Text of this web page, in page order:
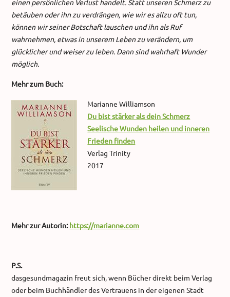
einen persönlichen Verlust handelt. Statt unseren Schmerz zu
betäuben oder ihn zu verdrängen, wie wir es allzu oft tun,
können wir seiner Botschaft lauschen und ihn als Ruf
wahrnehmen, etwas in unserem Leben zu verändern, um
glücklicher und weiser zu leben. Dann sind wahrhaft Wunder
möglich.
Mehr zum Buch:
Marianne Williamson
Du bist stärker als dein Schmerz
Seelische Wunden heilen und inneren
Frieden finden
Verlag Trinity
2017
Mehr zur Autorin:https://marianne.com
P.S.
dasgesundmagazin freut sich, wenn Bücher direkt beim Verlag
oder beim Buchhändler des Vertrauens in der eigenen Stadt